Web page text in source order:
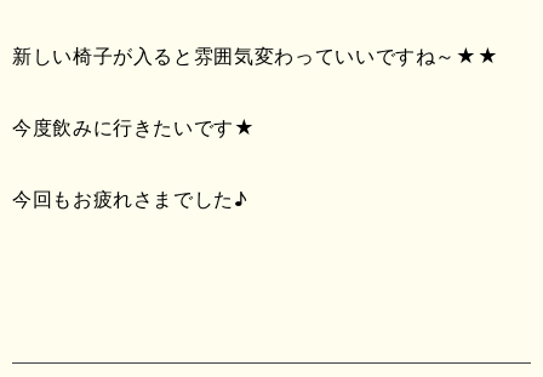
新しい椅子が入ると雰囲気変わっていいですね～★★
今度飲みに行きたいです★
今回もお疲れさまでした♪